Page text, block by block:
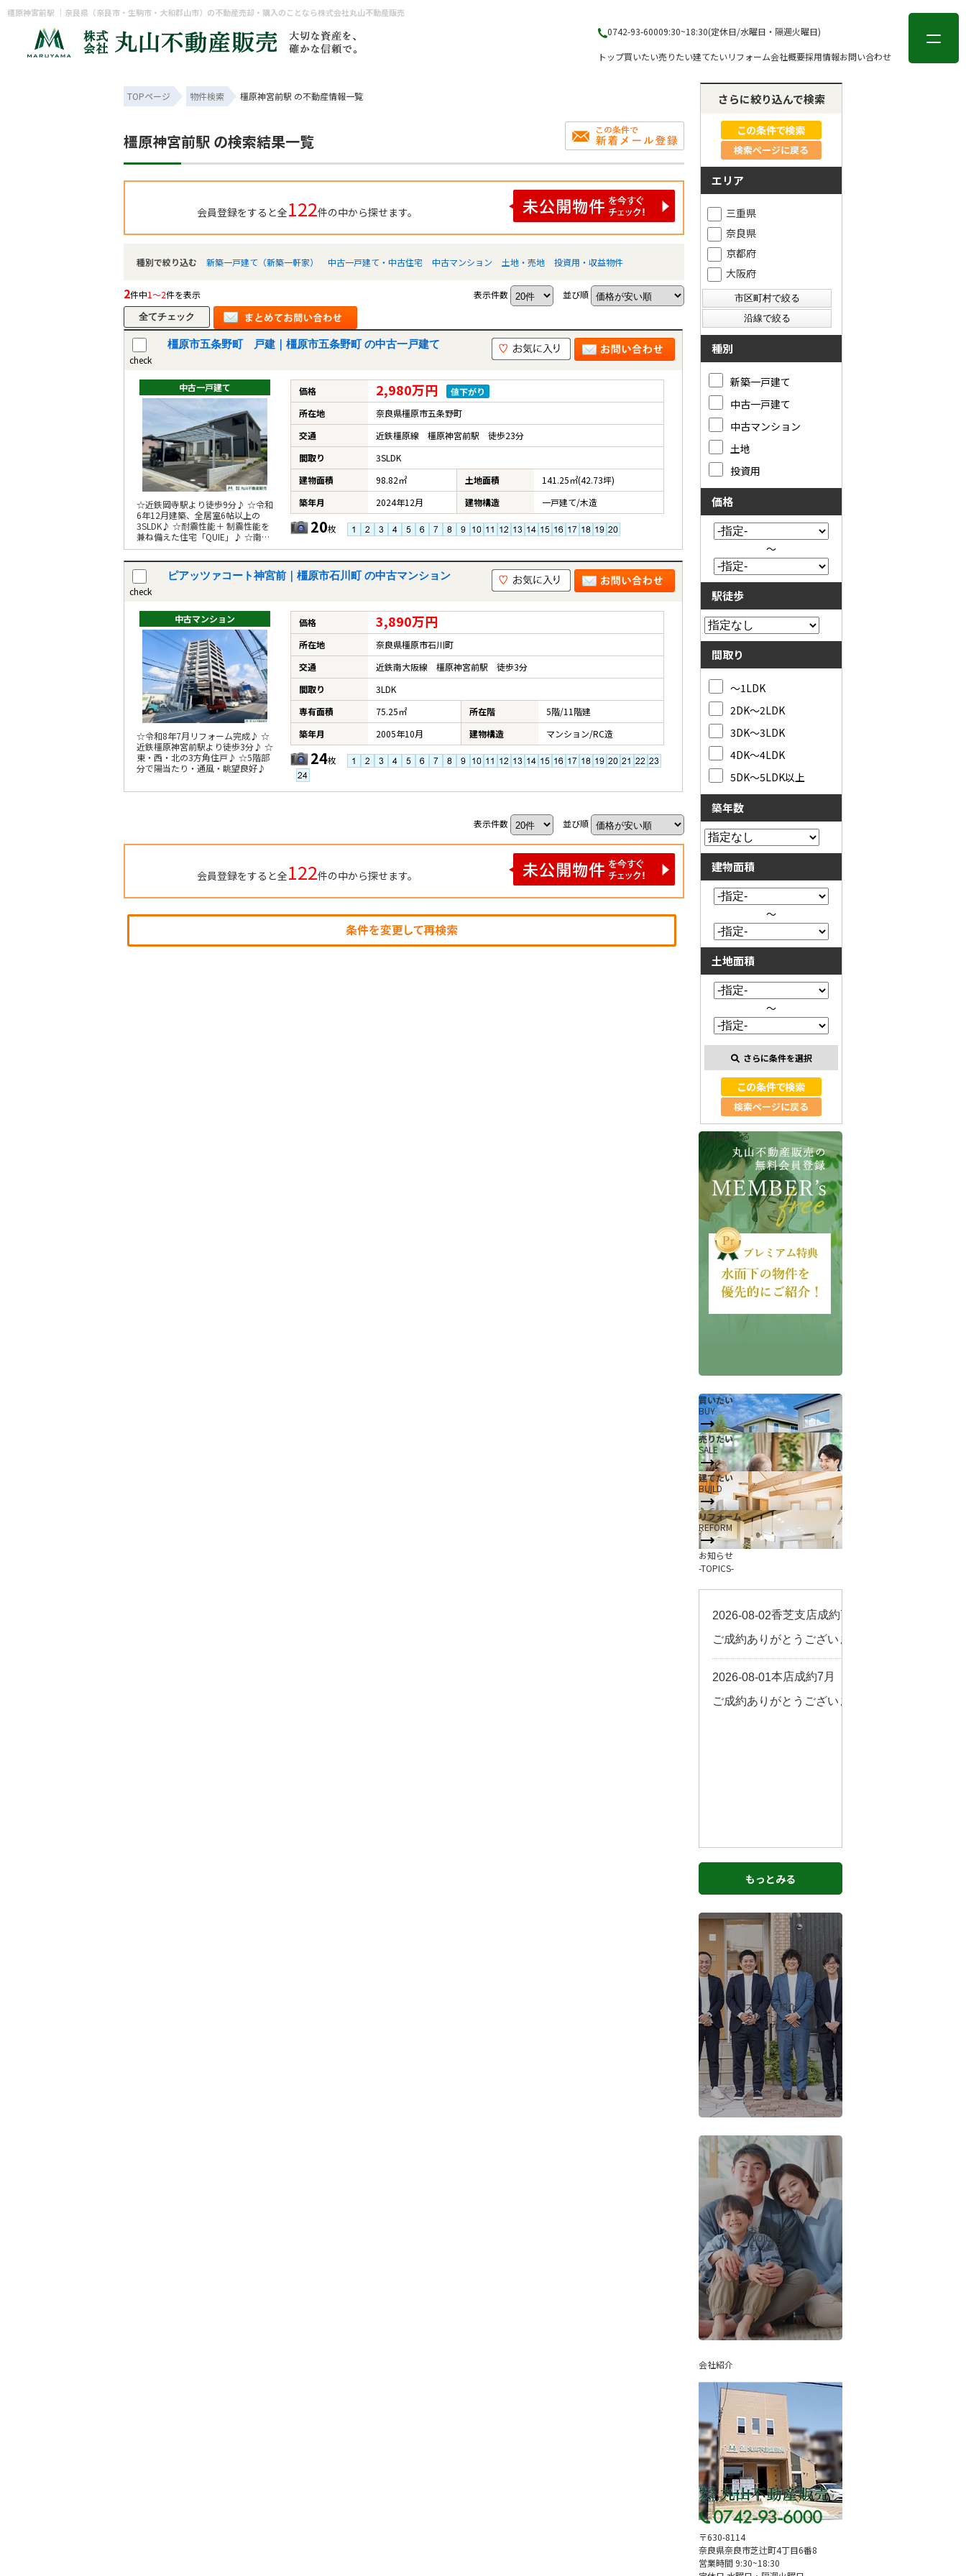
橿原神宮前駅 ｜奈良県（奈良市・生駒市・大和郡山市）の不動産売却・購入のことなら株式会社丸山不動産販売
0742-93-60009:30~18:30(定休日/水曜日・隔週火曜日)
トップ買いたい売りたい建てたいリフォーム会社概要採用情報お問い合わせ
会員登録 ログイン
当社について 会社概要
香芝支店紹介ページ
採用情報
お知らせ
コラム
お客様の声
来店予約
よくある質問
サイトマップ
TOPページ 物件検索 橿原神宮前駅 の不動産情報一覧
橿原神宮前駅 の検索結果一覧
会員登録をすると全122件の中から探せます。
種別で絞り込む 新築一戸建て（新築一軒家） 中古一戸建て・中古住宅 中古マンション 土地・売地 投資用・収益物件
2件中1～2件を表示 表示件数 並び順
check
橿原市五条野町 戸建｜橿原市五条野町 の中古一戸建て
中古一戸建て
☆近鉄岡寺駅より徒歩9分♪ ☆令和
6年12月建築、全居室6帖以上の
3SLDK♪ ☆耐震性能＋ 制震性能を
兼ね備えた住宅「QUIE」♪ ☆南西
向き♪
価格 2,980万円
値下がり
所在地
奈良県橿原市五条野町
交通
近鉄橿原線 橿原神宮前駅 徒歩23分
間取り
3SLDK
建物面積
98.82㎡ 土地面積
141.25㎡(42.73坪)
築年月
2024年12月 建物構造 一戸建て/木造
20枚
check
ピアッツァコート神宮前｜橿原市石川町 の中古マンション
中古マンション
☆令和8年7月リフォーム完成♪ ☆
近鉄橿原神宮前駅より徒歩3分♪ ☆
東・西・北の3方角住戸♪ ☆5階部
分で陽当たり・通風・眺望良好♪
価格 3,890万円
所在地
奈良県橿原市石川町
交通
近鉄南大阪線 橿原神宮前駅 徒歩3分
間取り
3LDK
専有面積
75.25㎡ 所在階
5階/11階建
築年月
2005年10月 建物構造 マンション/RC造
24枚
表示件数 並び順
会員登録をすると全122件の中から探せます。
さらに絞り込んで検索
検索ページに戻る
エリア
三重県
奈良県
京都府
大阪府
種別
新築一戸建て
中古一戸建て
中古マンション
土地
投資用
価格
～
駅徒歩
間取り
～1LDK
2DK～2LDK
3DK～3LDK
4DK～4LDK
5DK～5LDK以上
築年数
建物面積
～
土地面積
～
さらに条件を選択
検索ページに戻る
会員登録する
買いたい
BUY
売りたい
SALE
建てたい
BUILD
リフォーム
REFORM
お知らせ
-TOPICS-
もっとみる
スタッフ紹介
-STAFF-
もっとみる
お客様の声
-VOICES-
もっとみる
会社紹介
〒630-8114
奈良県奈良市芝辻町4丁目6番8
営業時間 9:30~18:30